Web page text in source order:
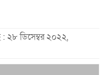
: ২৮ ডিসেম্বর ২০২২,